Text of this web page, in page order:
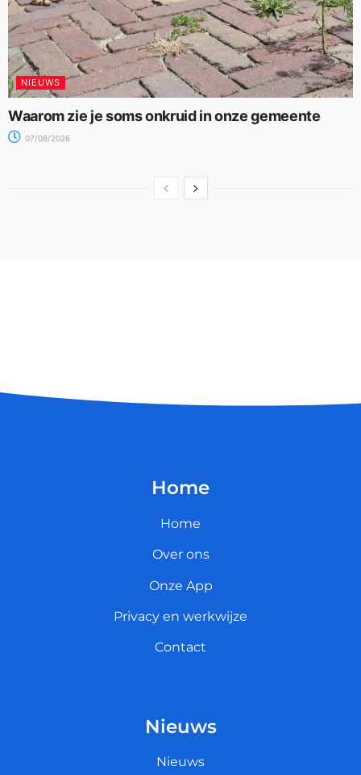
NIEUWS
Waarom zie je soms onkruid in onze gemeente
07/08/2026
Home
Home
Over ons
Onze App
Privacy en werkwijze
Contact
Nieuws
Nieuws